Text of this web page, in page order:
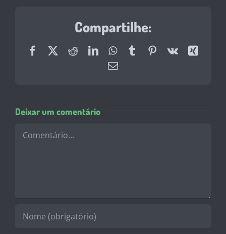
Compartilhe:
FacebookRedditLinkedInWhatsApp
TumblrPinterest
Vk
Xing
E-
Deixar um comentário